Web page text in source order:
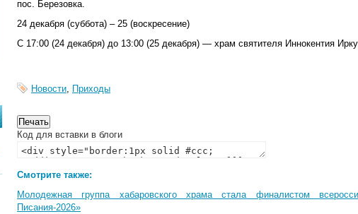
пос. Березовка.
24 декабря (суббота) – 25 (воскресение)
С 17:00 (24 декабря) до 13:00 (25 декабря) — храм святителя Иннокентия
Новости, Приходы
Код для вставки в блоги
Смотрите также:
Молодежная группа хабаровского храма стала финалистом
Писания-2026»